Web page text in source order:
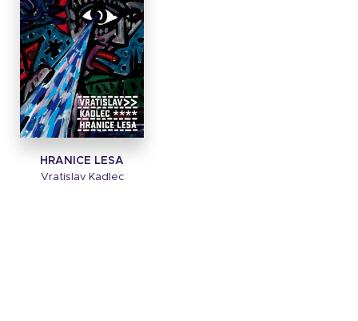
HRANICE LESA
Vratislav Kadlec